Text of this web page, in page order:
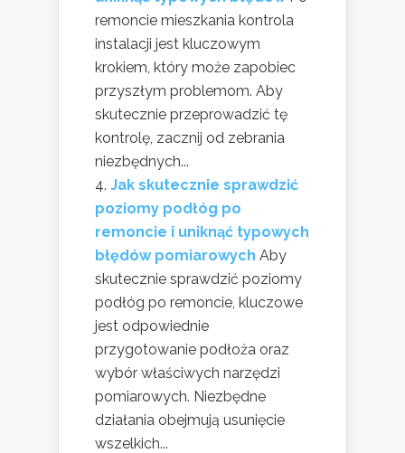
remoncie mieszkania kontrola
instalacji jest kluczowym
krokiem, który może zapobiec
przyszłym problemom. Aby
skutecznie przeprowadzić tę
kontrolę, zacznij od zebrania
niezbędnych...
Jak skutecznie sprawdzić
poziomy podłóg po
remoncie i uniknąć typowych
błędów pomiarowych Aby
skutecznie sprawdzić poziomy
podłóg po remoncie, kluczowe
jest odpowiednie
przygotowanie podłoża oraz
wybór właściwych narzędzi
pomiarowych. Niezbędne
działania obejmują usunięcie
wszelkich...